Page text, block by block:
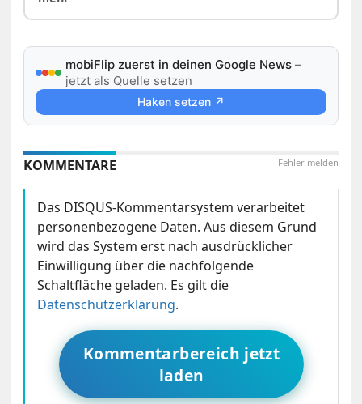
mobiFlip zuerst in deinen Google News –
jetzt als Quelle setzen
Haken setzen ↗
Fehler melden
KOMMENTARE
Das DISQUS-Kommentarsystem verarbeitet
personenbezogene Daten. Aus diesem Grund
wird das System erst nach ausdrücklicher
Einwilligung über die nachfolgende
Schaltfläche geladen. Es gilt die
Datenschutzerklärung.
Kommentarbereich jetzt
laden